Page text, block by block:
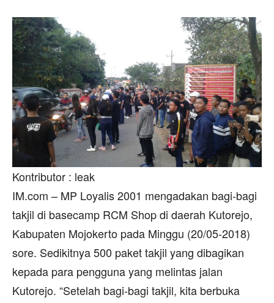
Kontributor : leak
IM.com – MP Loyalis 2001 mengadakan bagi-bagi
takjil di basecamp RCM Shop di daerah Kutorejo,
Kabupaten Mojokerto pada Minggu (20/05-2018)
sore. Sedikitnya 500 paket takjil yang dibagikan
kepada para pengguna yang melintas jalan
Kutorejo. “Setelah bagi-bagi takjil, kita berbuka